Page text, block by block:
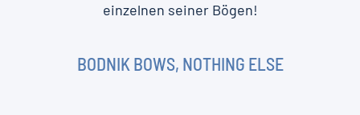
einzelnen seiner Bögen!
BODNIK BOWS, NOTHING ELSE